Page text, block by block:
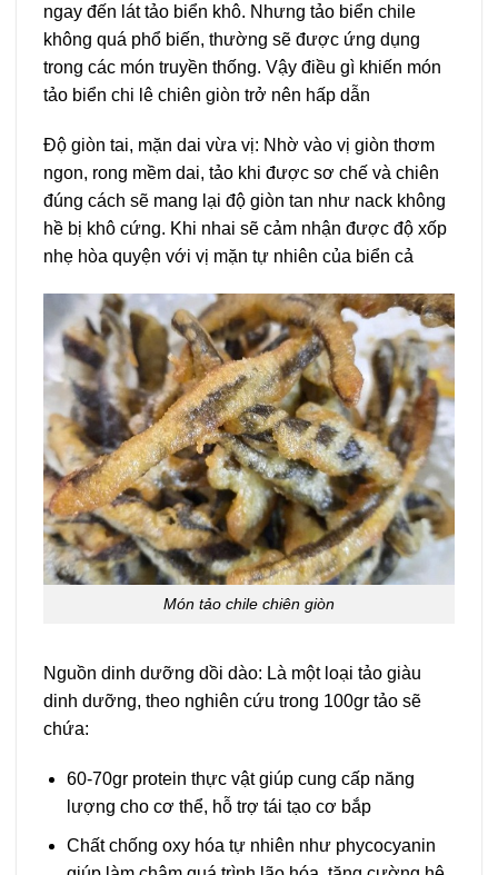
ngay đến lát tảo biển khô. Nhưng tảo biển chile
không quá phổ biến, thường sẽ được ứng dụng
trong các món truyền thống. Vậy điều gì khiến món
tảo biển chi lê chiên giòn trở nên hấp dẫn
Độ giòn tai, mặn dai vừa vị: Nhờ vào vị giòn thơm
ngon, rong mềm dai, tảo khi được sơ chế và chiên
đúng cách sẽ mang lại độ giòn tan như nack không
hề bị khô cứng. Khi nhai sẽ cảm nhận được độ xốp
nhẹ hòa quyện với vị mặn tự nhiên của biển cả
Món tảo chile chiên giòn
Nguồn dinh dưỡng dồi dào: Là một loại tảo giàu
dinh dưỡng, theo nghiên cứu trong 100gr tảo sẽ
chứa:
60-70gr protein thực vật giúp cung cấp năng
lượng cho cơ thể, hỗ trợ tái tạo cơ bắp
Chất chống oxy hóa tự nhiên như phycocyanin